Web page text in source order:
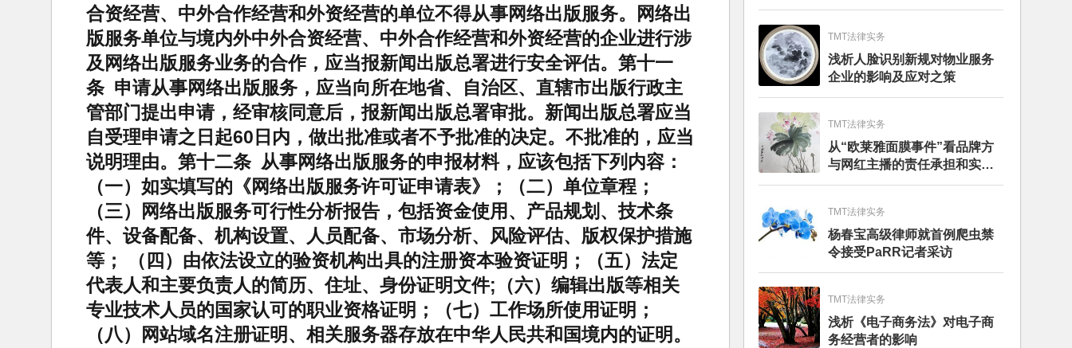
合资经营、中外合作经营和外资经营的单位不得从事网络出版服务。网络出
版服务单位与境内外中外合资经营、中外合作经营和外资经营的企业进行涉
及网络出版服务业务的合作，应当报新闻出版总署进行安全评估。第十一
条 申请从事网络出版服务，应当向所在地省、自治区、直辖市出版行政主
管部门提出申请，经审核同意后，报新闻出版总署审批。新闻出版总署应当
自受理申请之日起60日内，做出批准或者不予批准的决定。不批准的，应当
说明理由。第十二条 从事网络出版服务的申报材料，应该包括下列内容：
（一）如实填写的《网络出版服务许可证申请表》；（二）单位章程；
（三）网络出版服务可行性分析报告，包括资金使用、产品规划、技术条
件、设备配备、机构设置、人员配备、市场分析、风险评估、版权保护措施
等； （四）由依法设立的验资机构出具的注册资本验资证明；（五）法定
代表人和主要负责人的简历、住址、身份证明文件;（六）编辑出版等相关
专业技术人员的国家认可的职业资格证明；（七）工作场所使用证明；
（八）网站域名注册证明、相关服务器存放在中华人民共和国境内的证明。
TMT法律实务
浅析人脸识别新规对物业服务
企业的影响及应对之策
TMT法律实务
从“欧莱雅面膜事件”看品牌方
与网红主播的责任承担和实务
建议
TMT法律实务
杨春宝高级律师就首例爬虫禁
令接受PaRR记者采访
TMT法律实务
浅析《电子商务法》对电子商
务经营者的影响